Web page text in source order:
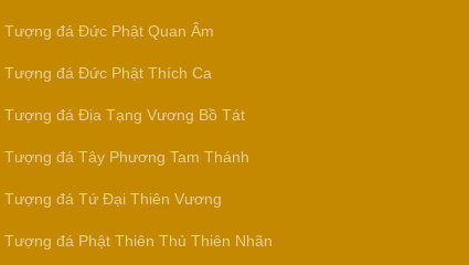
Tượng đá Đức Phật Quan Âm
Tượng đá Đức Phật Thích Ca
Tượng đá Địa Tạng Vương Bồ Tát
Tượng đá Tây Phương Tam Thánh
Tượng đá Tứ Đại Thiên Vương
Tượng đá Phật Thiên Thủ Thiên Nhãn